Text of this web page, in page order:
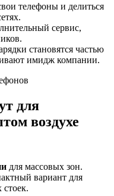
телефоны и делиться
сервис,
становятся частью
имидж компании.
для
воздухе
для массовых зон.
вариант для